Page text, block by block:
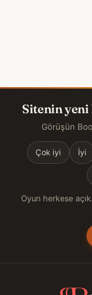
Sitenin yeni
Görüşün
Çok iyi İyi
Oyun herkese